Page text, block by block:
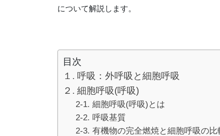
について解説します。
目次
１. 呼吸：外呼吸と細胞呼吸
２. 細胞呼吸(呼吸)
2-1. 細胞呼吸(呼吸)とは
2-2. 呼吸基質
2-3. 有機物の完全燃焼と細胞呼吸の比